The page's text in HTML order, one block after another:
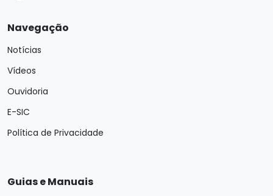
Navegação
Notícias
Vídeos
Ouvidoria
E-SIC
Política de Privacidade
Guias e Manuais